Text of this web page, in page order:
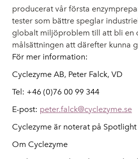
producerat vår första
tester som bättre speglar
globalt miljöproblem till att bli en
målsättningen att därefter kunna
För mer information:
Cyclezyme AB, Peter Falck, VD
Tel: +46 (0)76 00 99 344
E-post: peter.falck@cyclezyme.se
Cyclezyme är noterat på
Om Cyclezyme